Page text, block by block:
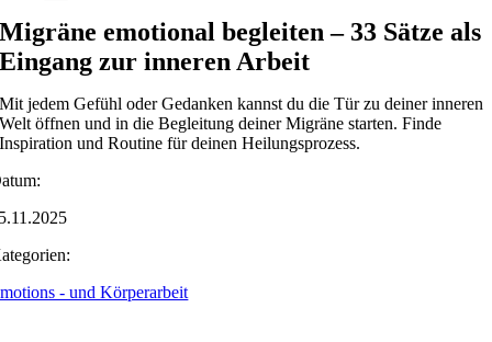
Migräne emotional begleiten – 33 Sätze als
Eingang zur inneren Arbeit
Mit jedem Gefühl oder Gedanken kannst du die Tür zu deiner inneren
Welt öffnen und in die Begleitung deiner Migräne starten. Finde
Inspiration und Routine für deinen Heilungsprozess.
- und Körperarbeit